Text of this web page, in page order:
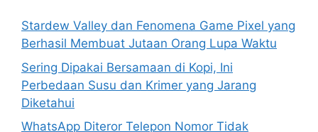
r
:
Stardew Valley dan Fenomena Game Pixel yang
Berhasil Membuat Jutaan Orang Lupa Waktu
Sering Dipakai Bersamaan di Kopi, Ini
Perbedaan Susu dan Krimer yang Jarang
Diketahui
WhatsApp Diteror Telepon Nomor Tidak